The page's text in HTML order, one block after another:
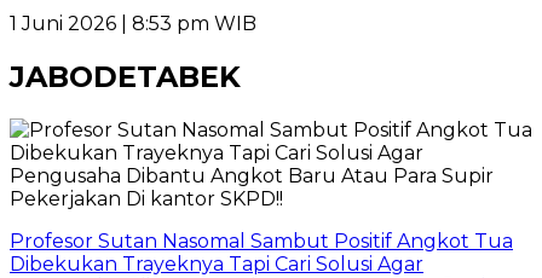
1 Juni 2026 | 8:53 pm WIB
JABODETABEK
Profesor Sutan Nasomal Sambut Positif Angkot Tua
Dibekukan Trayeknya Tapi Cari Solusi Agar